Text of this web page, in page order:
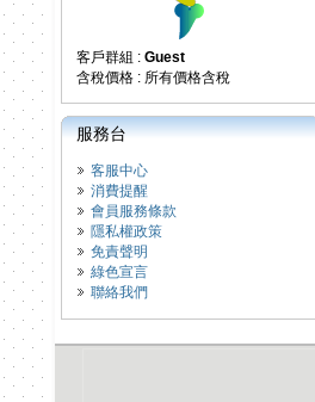
客戶群組 : Guest
含稅價格 : 所有價格含稅
服務台
客服中心
消費提醒
會員服務條款
隱私權政策
免責聲明
綠色宣言
聯絡我們